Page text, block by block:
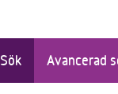
Sök Avancerad